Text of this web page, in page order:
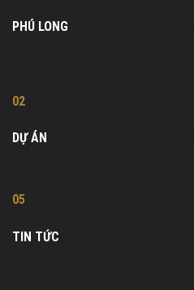
PHÚ LONG
02
DỰ ÁN
05
TIN TỨC